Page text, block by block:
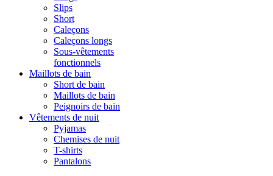
Slips
Short
Caleçons
Caleçons longs
Sous-vêtements
fonctionnels
Maillots de bain
Short de bain
Maillots de bain
Peignoirs de bain
Vêtements de nuit
Pyjamas
Chemises de nuit
T-shirts
Pantalons